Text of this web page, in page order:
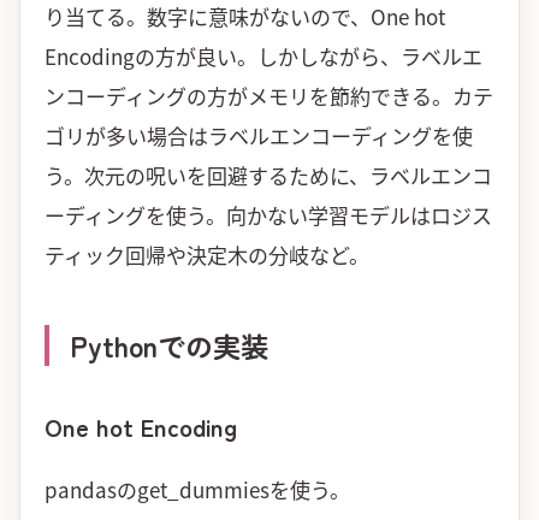
り当てる。数字に意味がないので、One hot
Encodingの方が良い。しかしながら、ラベルエ
ンコーディングの方がメモリを節約できる。カテ
ゴリが多い場合はラベルエンコーディングを使
う。次元の呪いを回避するために、ラベルエンコ
ーディングを使う。向かない学習モデルはロジス
ティック回帰や決定木の分岐など。
Pythonでの実装
One hot Encoding
pandasのget_dummiesを使う。